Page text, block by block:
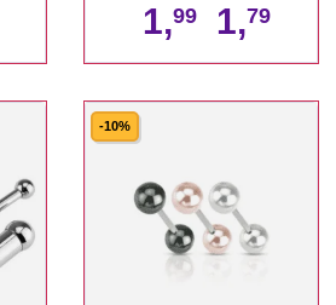
1,99 1,79
-10%